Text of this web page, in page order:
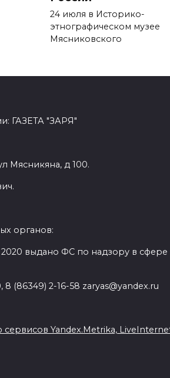
24 июля в Историко-
этнографическом музее
Мясниковского
ГАЗЕТА "ЗАРЯ"
Мясникяна, д 100.
органов:
выдано ФС по надзору в
(86349) 2-16-58 zaryas@yandex.ru
Yandex.Metrika,